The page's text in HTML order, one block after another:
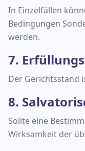
In Einzelfällen
Bedingungen
werden.
7.
Der Gerichtsstand
8.
Sollte eine
Wirksamkeit der